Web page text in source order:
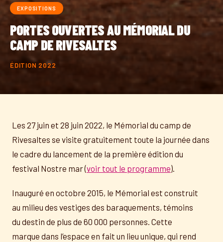
EXPOSITIONS
PORTES OUVERTES AU MÉMORIAL DU
CAMP DE RIVESALTES
ÉDITION 2022
Les 27 juin et 28 juin 2022, le Mémorial du camp de
Rivesaltes se visite gratuitement toute la journée dans
le cadre du lancement de la première édition du
festival Nostre mar (voir tout le programme).
Inauguré en octobre 2015, le Mémorial est construit
au milieu des vestiges des baraquements, témoins
du destin de plus de 60 000 personnes. Cette
marque dans l’espace en fait un lieu unique, qui rend